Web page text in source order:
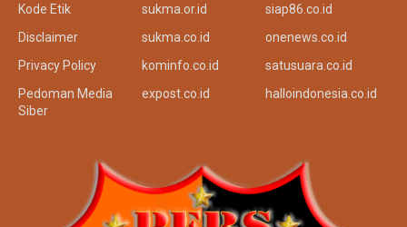
Kode Etik
Disclaimer
Privacy Policy
Pedoman Media
Siber
sukma.or.id
sukma.co.id
kominfo.co.id
expost.co.id
siap86.co.id
onenews.co.id
satusuara.co.id
halloindonesia.co.id